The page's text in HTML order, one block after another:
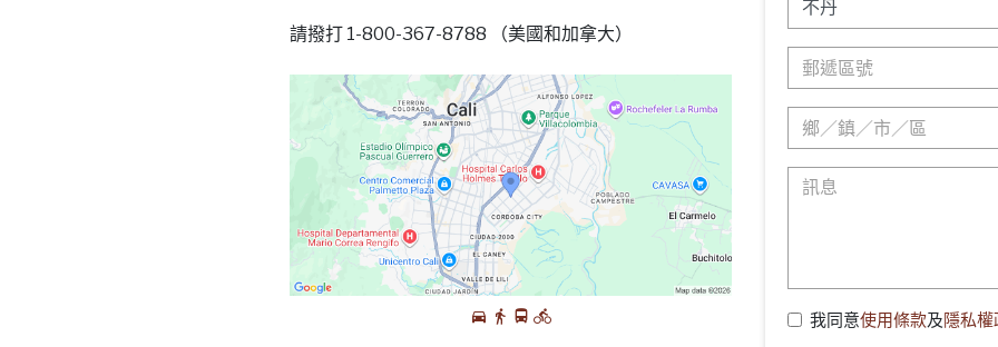
請撥打 1-800-367-8788 （美國和加拿大）
我同意使用條款及隱私權